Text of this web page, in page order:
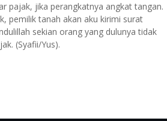
pajak, jika perangkatnya angkat tangan.
pemilik tanah akan aku kirimi surat
sekian orang yang dulunya tidak
(Syafii/Yus).